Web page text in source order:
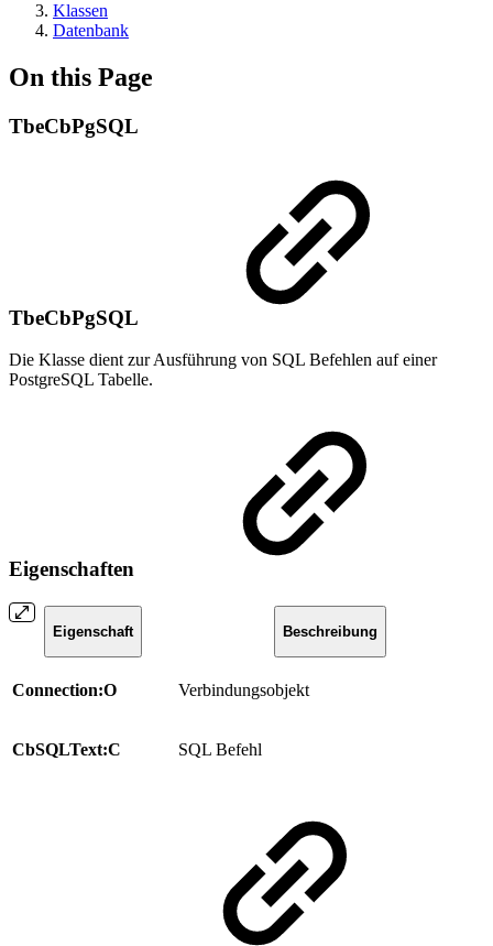
Klassen
Datenbank
On this Page
TbeCbPgSQL
TbeCbPgSQL
Die Klasse dient zur Ausführung von SQL Befehlen auf einer
PostgreSQL Tabelle.
Eigenschaften
Eigenschaft Beschreibung
Connection:O Verbindungsobjekt
CbSQLText:C SQL Befehl